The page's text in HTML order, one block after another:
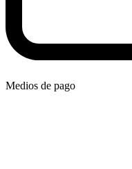
Medios de pago